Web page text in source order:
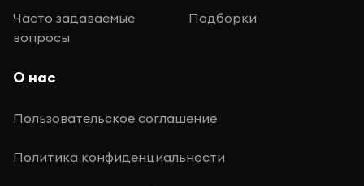
Часто задаваемые
вопросы
Подборки
О нас
Пользовательское соглашение
Политика конфиденциальности